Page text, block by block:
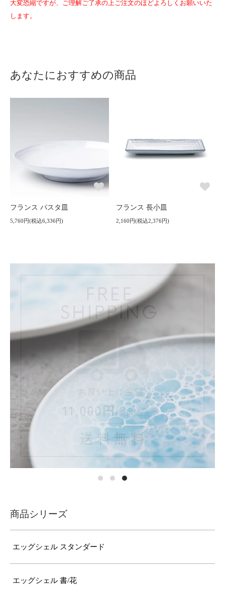
大変恐縮ですが、ご理解ご了承の上ご注文のほどよろしくお願いいた
します。
あなたにおすすめの商品
フランス パスタ皿
5,760円(税込6,336円)
フランス 長小皿
2,160円(税込2,376円)
商品シリーズ
エッグシェル スタンダード
エッグシェル 書/花